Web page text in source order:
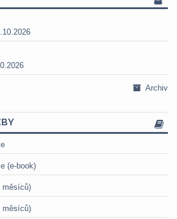
Archiv
(e-book)
měsíců)
měsíců)